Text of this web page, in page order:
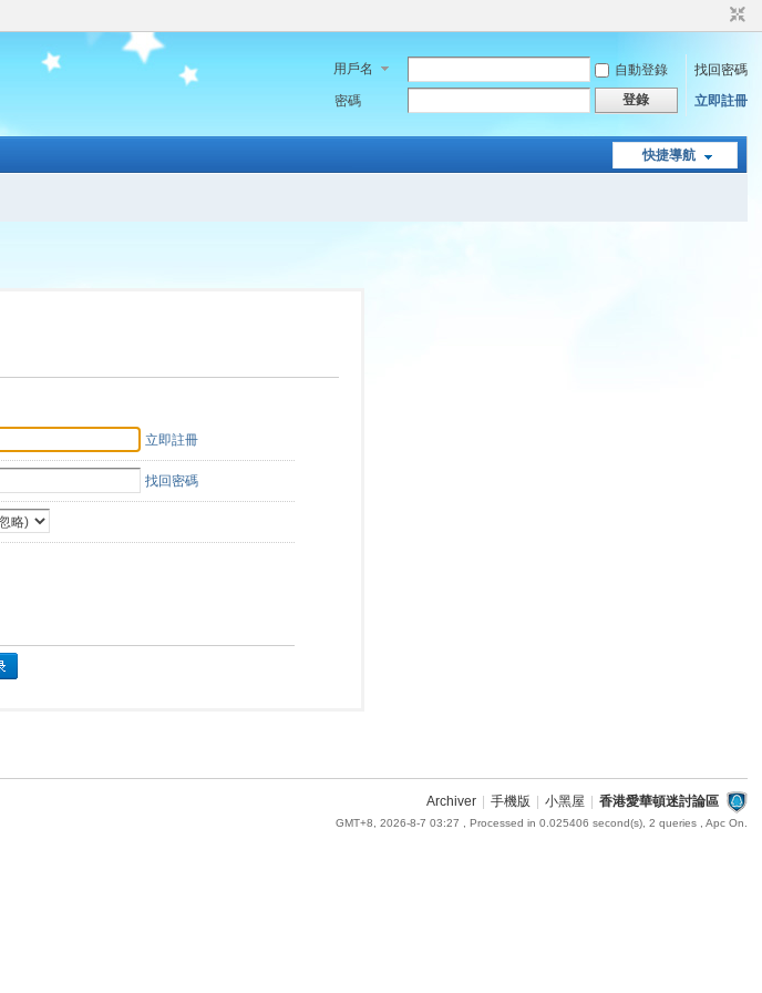
用戶名 自動登錄
找回密碼
密碼
登錄 立即註冊
快捷導航
立即註冊
找回密碼
Archiver 手機版 小黑屋 香港愛華頓迷討論區
GMT+8, 2026-8-7 03:27 , Processed in 0.025406 second(s), 2 queries , Apc On.